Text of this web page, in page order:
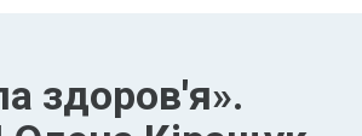
здоров'я».